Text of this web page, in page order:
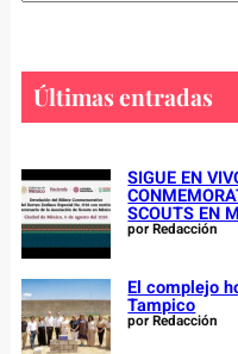
h
Últimas entradas
SIGUE EN
SCOUTS EN
por Redacción
El complejo
Tampico
por Redacción